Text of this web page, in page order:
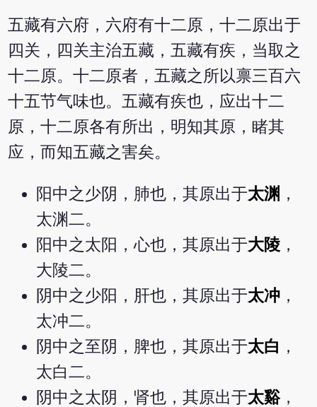
五藏有六府，六府有十二原，十二原出于
四关，四关主治五藏，五藏有疾，当取之
十二原。十二原者，五藏之所以禀三百六
十五节气味也。五藏有疾也，应出十二
原，十二原各有所出，明知其原，睹其
应，而知五藏之害矣。
阳中之少阴，肺也，其原出于太渊 ，
太渊二。
阳中之太阳，心也，其原出于大陵 ，
大陵二。
阴中之少阳，肝也，其原出于太冲 ，
太冲二。
阴中之至阴，脾也，其原出于太白 ，
太白二。
阴中之太阴，肾也，其原出于太谿，